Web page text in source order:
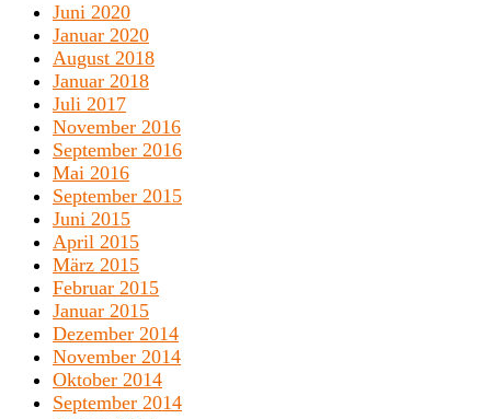
Juni 2020
Januar 2020
August 2018
Januar 2018
Juli 2017
November 2016
September 2016
Mai 2016
September 2015
Juni 2015
April 2015
März 2015
Februar 2015
Januar 2015
Dezember 2014
November 2014
Oktober 2014
September 2014